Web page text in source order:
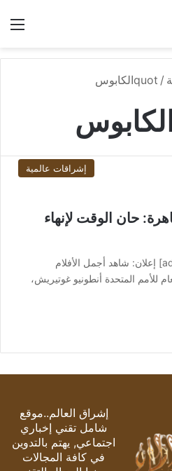
/ quotالكابوس
إشراقات عالمية
حان الوقت لإنهاء
من صحيفة اشراق العالم 24:[ad_1] إعلان: شاهد أجمل الأفلام
الأمين العام للأمم المتحدة أنطونيو غوتيريش،
إشراق العالم..موقع
شامل تقني إخباري
اجتماعي, يهتم بالتدوين
في كافة المجالات